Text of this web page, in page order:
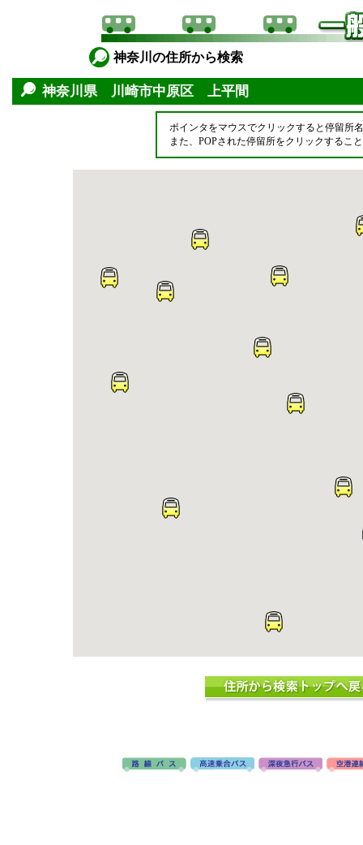
神奈川の住所から検索
神奈川県 川崎市中原区 上平間
ポインタをマウスでクリックすると停留所
また、POPされた停留所をクリックするこ